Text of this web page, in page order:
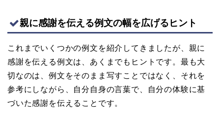
親に感謝を伝える例文の幅を広げるヒント
これまでいくつかの例文を紹介してきましたが、親に
感謝を伝える例文は、あくまでもヒントです。最も大
切なのは、例文をそのまま写すことではなく、それを
参考にしながら、自分自身の言葉で、自分の体験に基
づいた感謝を伝えることです。